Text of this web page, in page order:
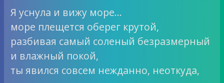
Я уснула и вижу море…
море плещется оберег крутой,
разбивая самый соленый безразмерный
и влажный покой,
ты явился совсем нежданно, неоткуда,